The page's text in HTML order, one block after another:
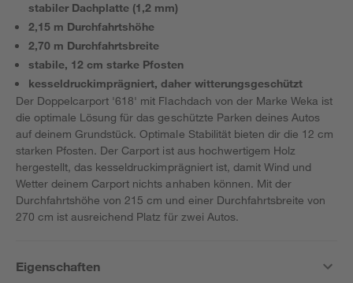
stabiler Dachplatte (1,2 mm)
2,15 m Durchfahrtshöhe
2,70 m Durchfahrtsbreite
stabile, 12 cm starke Pfosten
kesseldruckimprägniert, daher witterungsgeschützt
Der Doppelcarport '618' mit Flachdach von der Marke Weka ist
die optimale Lösung für das geschützte Parken deines Autos
auf deinem Grundstück. Optimale Stabilität bieten dir die 12 cm
starken Pfosten. Der Carport ist aus hochwertigem Holz
hergestellt, das kesseldruckimprägniert ist, damit Wind und
Wetter deinem Carport nichts anhaben können. Mit der
Durchfahrtshöhe von 215 cm und einer Durchfahrtsbreite von
270 cm ist ausreichend Platz für zwei Autos.
Eigenschaften